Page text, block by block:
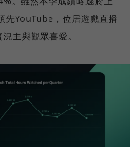
先YouTube，位居遊戲直播
主與觀眾喜愛。